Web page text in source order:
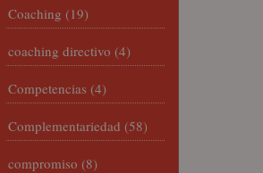
Coaching (19)
coaching directivo (4)
Competencias (4)
Complementariedad (58)
compromiso (8)